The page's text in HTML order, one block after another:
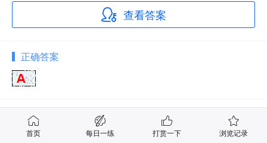
查看答案
正确答案
答案解析
五同时原则是指企业的生产组织领导者必须在计划
首页 每日一练 打赏一下 浏览记录